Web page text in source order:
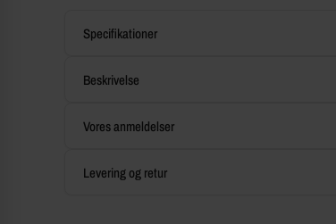
Specifikationer
Beskrivelse
Vores anmeldelser
Levering og retur